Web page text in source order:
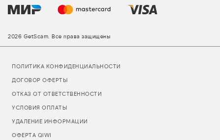
2026 GetScam. Все права защищены
ПОЛИТИКА КОНФИДЕНЦИАЛЬНОСТИ
ДОГОВОР ОФЕРТЫ
ОТКАЗ ОТ ОТВЕТСТВЕННОСТИ
УСЛОВИЯ ОПЛАТЫ
УДАЛЕНИЕ ИНФОРМАЦИИ
ОФЕРТА QIWI